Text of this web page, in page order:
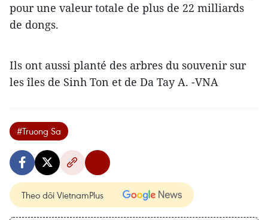
pour une valeur totale de plus de 22 milliards
de dongs.
Ils ont aussi planté des arbres du souvenir sur
les îles de Sinh Ton et de Da Tay A. -VNA
#Truong Sa
Theo dõi VietnamPlus